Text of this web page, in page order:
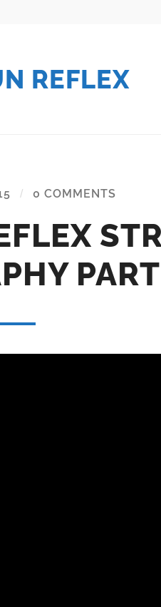
REFLEX
/ 0 COMMENTS